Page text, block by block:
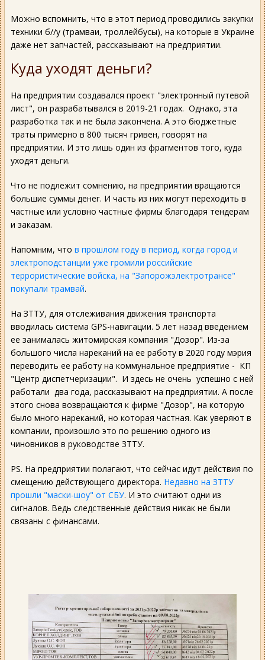
Можно вспомнить, что в этот период проводились закупки
техники б//у (трамваи, троллейбусы), на которые в Украине
даже нет запчастей, рассказывают на предприятии.
Куда уходят деньги?
На предприятии создавался проект "электронный путевой
лист", он разрабатывался в 2019-21 годах. Однако, эта
разработка так и не была закончена. А это бюджетные
траты примерно в 800 тысяч гривен, говорят на
предприятии. И это лишь один из фрагментов того, куда
уходят деньги.
Что не подлежит сомнению, на предприятии вращаются
большие суммы денег. И часть из них могут переходить в
частные или условно частные фирмы благодаря тендерам
и заказам.
Напомним, что в прошлом году в период, когда город и
электроподстанции уже громили российские
террористические войска, на "Запорожэлектротрансе"
покупали трамвай.
На ЗТТУ, для отслеживания движения транспорта
вводилась система GPS-навигации. 5 лет назад введением
ее занималась житомирская компания "Дозор". Из-за
большого числа нареканий на ее работу в 2020 году мэрия
переводить ее работу на коммунальное предприятие - КП
"Центр диспетчеризации". И здесь не очень успешно с ней
работали два года, рассказывают на предприятии. А после
этого снова возвращаются к фирме "Дозор", на которую
было много нареканий, но которая частная. Как уверяют в
компании, произошло это по решению одного из
чиновников в руководстве ЗТТУ.
PS. На предприятии полагают, что сейчас идут действия по
смещению действующего директора. Недавно на ЗТТУ
прошли "маски-шоу" от СБУ. И это считают одни из
сигналов. Ведь следственные действия никак не были
связаны с финансами.